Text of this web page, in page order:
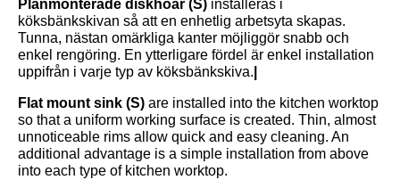
Planmonterade diskhoar (S) installeras i
köksbänkskivan så att en enhetlig arbetsyta skapas.
Tunna, nästan omärkliga kanter möjliggör snabb och
enkel rengöring. En ytterligare fördel är enkel installation
uppifrån i varje typ av köksbänkskiva.
Flat mount sink (S) are installed into the kitchen worktop
so that a uniform working surface is created. Thin, almost
unnoticeable rims allow quick and easy cleaning. An
additional advantage is a simple installation from above
into each type of kitchen worktop.